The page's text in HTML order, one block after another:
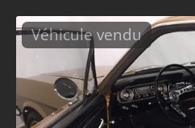
Véhicule vendu